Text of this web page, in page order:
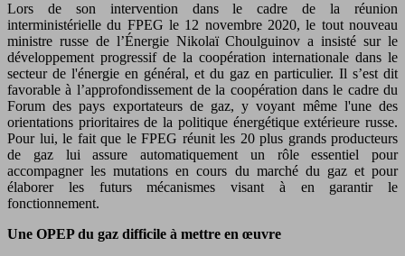
Lors de son intervention dans le cadre de la réunion
interministérielle du FPEG le 12 novembre 2020, le tout nouveau
ministre russe de l’Énergie Nikolaï Choulguinov a insisté sur le
développement progressif de la coopération internationale dans le
secteur de l'énergie en général, et du gaz en particulier. Il s’est dit
favorable à l’approfondissement de la coopération dans le cadre du
Forum des pays exportateurs de gaz, y voyant même l'une des
orientations prioritaires de la politique énergétique extérieure russe.
Pour lui, le fait que le FPEG réunit les 20 plus grands producteurs
de gaz lui assure automatiquement un rôle essentiel pour
accompagner les mutations en cours du marché du gaz et pour
élaborer les futurs mécanismes visant à en garantir le
fonctionnement.
Une OPEP du gaz difficile à mettre en œuvre